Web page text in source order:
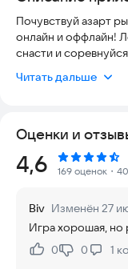
Почувствуй азарт
онлайн и оффлайн!
снасти и
✔ 140+ видов рыб –
трофеев!
✔ 30+ наживок и
каждой рыбы.
новые цели.
✔ Оффлайн-режим –
🚀 Онлайн-
Читать дальше
Оценки и
Рейтинг:
4,6 169 оценок ・
Biv Изменён 27
Игра хорошая, но
Нравится:
0Не нравится:
0 1